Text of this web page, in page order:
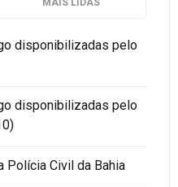
MAIS LIDAS
disponibilizadas pelo
disponibilizadas pelo
Polícia Civil da Bahia